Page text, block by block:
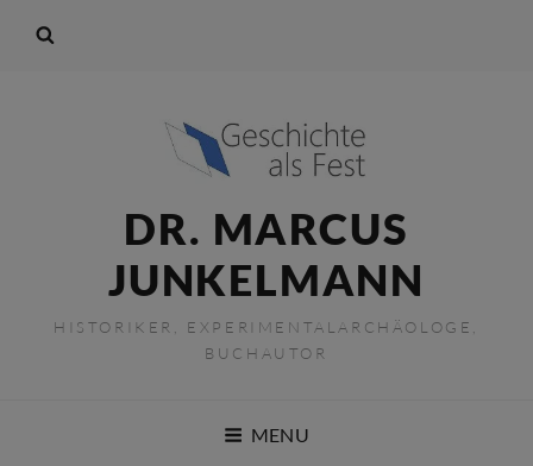
DR. MARCUS
JUNKELMANN
HISTORIKER, EXPERIMENTALARCHÄOLOGE,
BUCHAUTOR
MENU